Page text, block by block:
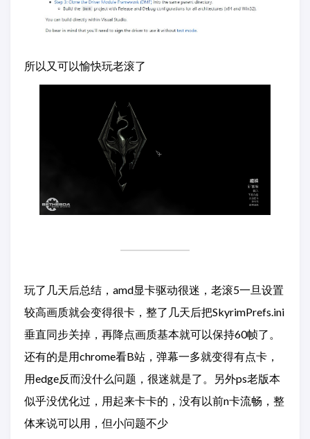
所以又可以愉快玩老滚了
玩了几天后总结，amd显卡驱动很迷，老滚5一旦设置
较高画质就会变得很卡，整了几天后把SkyrimPrefs.ini
垂直同步关掉，再降点画质基本就可以保持60帧了。
还有的是用chrome看B站，弹幕一多就变得有点卡，
用edge反而没什么问题，很迷就是了。另外ps老版本
似乎没优化过，用起来卡卡的，没有以前n卡流畅，整
体来说可以用，但小问题不少